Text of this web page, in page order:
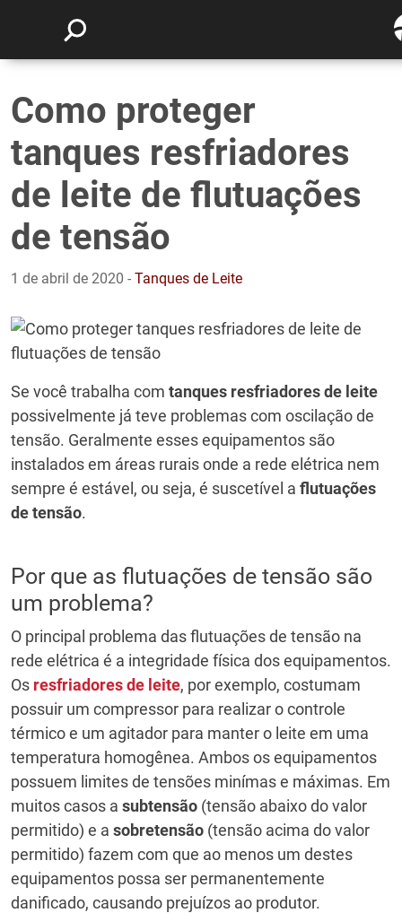
Como proteger
tanques resfriadores
de leite de flutuações
de tensão
1 de abril de 2020 - Tanques de Leite
Se você trabalha com tanques resfriadores de leite
possivelmente já teve problemas com oscilação de
tensão. Geralmente esses equipamentos são
instalados em áreas rurais onde a rede elétrica nem
sempre é estável, ou seja, é suscetível a flutuações
de tensão.
Por que as flutuações de tensão são
um problema?
O principal problema das flutuações de tensão na
rede elétrica é a integridade física dos equipamentos.
Os resfriadores de leite, por exemplo, costumam
possuir um compressor para realizar o controle
térmico e um agitador para manter o leite em uma
temperatura homogênea. Ambos os equipamentos
possuem limites de tensões minímas e máximas. Em
muitos casos a subtensão (tensão abaixo do valor
permitido) e a sobretensão (tensão acima do valor
permitido) fazem com que ao menos um destes
equipamentos possa ser permanentemente
danificado, causando prejuízos ao produtor.